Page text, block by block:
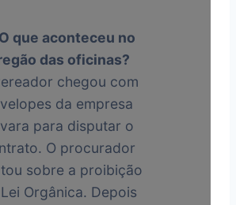
que aconteceu no
das oficinas?
chegou com
da empresa
para disputar o
O procurador
sobre a proibição
Orgânica. Depois